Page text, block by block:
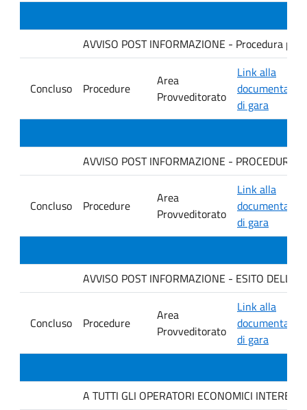
AVVISO POST INFORMAZIONE - Procedura
Concluso Procedure
Area
Provveditorato
Link alla
di gara
AVVISO POST INFORMAZIONE -
Concluso Procedure
Area
Provveditorato
Link alla
di gara
AVVISO POST INFORMAZIONE - ESITO DELLA
Concluso Procedure
Area
Provveditorato
Link alla
di gara
A TUTTI GLI OPERATORI ECONOMICI